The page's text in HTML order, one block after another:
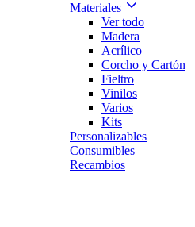
Materiales
Ver todo
Madera
Acrílico
Corcho y Cartón
Fieltro
Vinilos
Varios
Kits
Personalizables
Consumibles
Recambios